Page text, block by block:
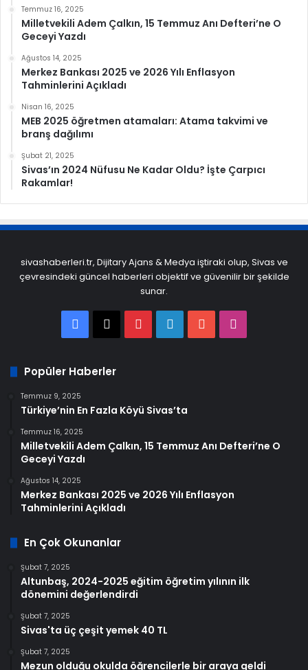
Temmuz 16, 2025
Milletvekili Adem Çalkın, 15 Temmuz Anı Defteri’ne O
Geceyi Yazdı
Ağustos 14, 2025
Merkez Bankası 2025 ve 2026 Yılı Enflasyon
Tahminlerini Açıkladı
Nisan 16, 2025
MEB 2025 öğretmen atamaları: Atama takvimi ve
branş dağılımı
Şubat 21, 2025
Sivas’ın 2024 Nüfusu Ne Kadar Oldu? İşte Çarpıcı
Rakamlar!
sivashaberleri.tr, Dijitary Ajans & Medya iştiraki olup, Sivas ve
çevresindeki güncel haberleri objektif ve güvenilir bir şekilde
sunar.
Facebook
X PinterestLinkedInYouTube
Popüler Haberler
Temmuz 9, 2025
Türkiye’nin En Fazla Köyü Sivas’ta
Temmuz 16, 2025
Milletvekili Adem Çalkın, 15 Temmuz Anı Defteri’ne O
Geceyi Yazdı
Ağustos 14, 2025
Merkez Bankası 2025 ve 2026 Yılı Enflasyon
Tahminlerini Açıkladı
En Çok Okunanlar
Şubat 7, 2025
Altunbaş, 2024-2025 eğitim öğretim yılının ilk
dönemini değerlendirdi
Şubat 7, 2025
Sivas'ta üç çeşit yemek 40 TL
Şubat 7, 2025
Mezun olduğu okulda öğrencilerle bir araya geldi